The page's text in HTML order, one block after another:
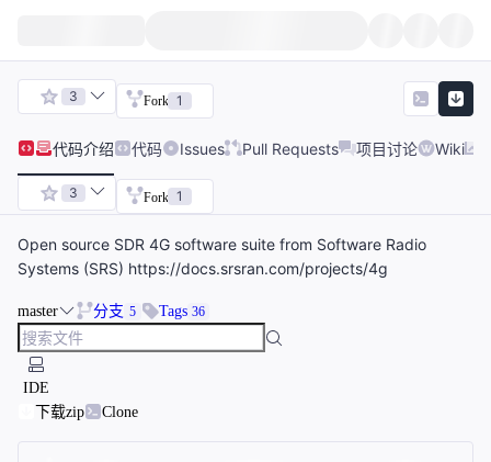
3 Fork 1
代码介绍 代码 Issues Pull Requests 项目讨论 Wiki
3 Fork 1
Open source SDR 4G software suite from Software Radio
Systems (SRS) https://docs.srsran.com/projects/4g
master 分支 5 Tags 36
IDE
下载zip
Clone